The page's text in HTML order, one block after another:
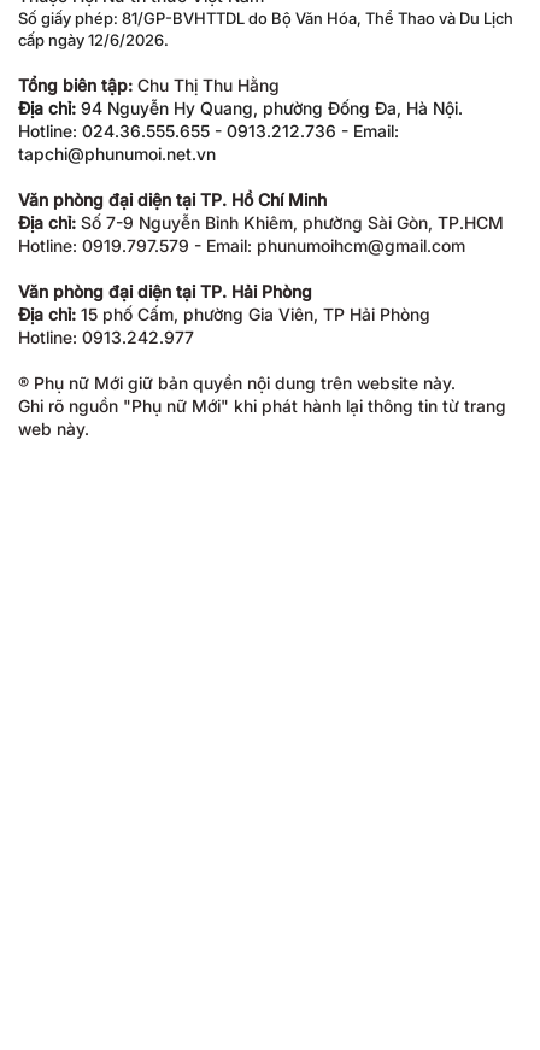
Số giấy phép: 81/GP-BVHTTDL do Bộ Văn Hóa, Thể Thao và Du Lịch
cấp ngày 12/6/2026.
Tổng biên tập: Chu Thị Thu Hằng
Địa chỉ: 94 Nguyễn Hy Quang, phường Đống Đa, Hà Nội.
Hotline: 024.36.555.655 - 0913.212.736 - Email:
tapchi@phunumoi.net.vn
Văn phòng đại diện tại TP. Hồ Chí Minh
Địa chỉ: Số 7-9 Nguyễn Bỉnh Khiêm, phường Sài Gòn, TP.HCM
Hotline: 0919.797.579 - Email: phunumoihcm@gmail.com
Văn phòng đại diện tại TP. Hải Phòng
Địa chỉ: 15 phố Cấm, phường Gia Viên, TP Hải Phòng
Hotline: 0913.242.977
® Phụ nữ Mới giữ bản quyền nội dung trên website này.
Ghi rõ nguồn "Phụ nữ Mới" khi phát hành lại thông tin từ trang
web này.